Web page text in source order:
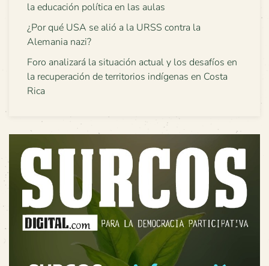
la educación política en las aulas
¿Por qué USA se alió a la URSS contra la
Alemania nazi?
Foro analizará la situación actual y los desafíos en
la recuperación de territorios indígenas en Costa
Rica